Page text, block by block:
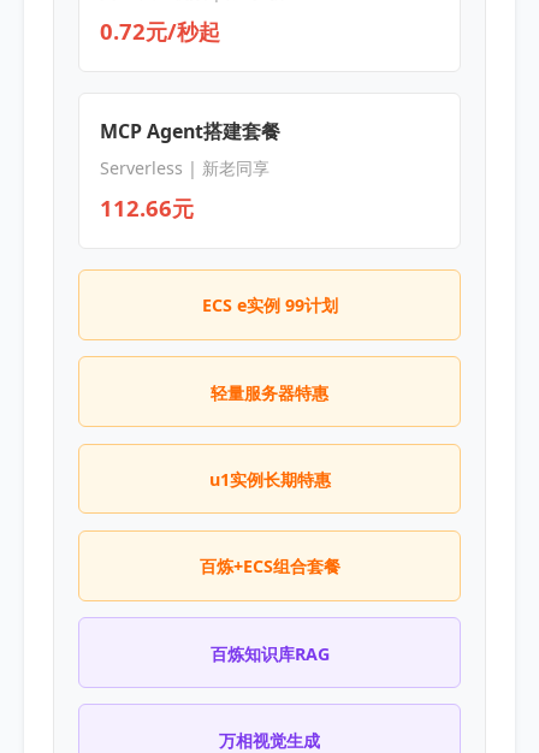
0.72元/秒起
MCP Agent搭建套餐
Serverless | 新老同享
112.66元
ECS e实例 99计划
轻量服务器特惠
u1实例长期特惠
百炼+ECS组合套餐
百炼知识库RAG
万相视觉生成